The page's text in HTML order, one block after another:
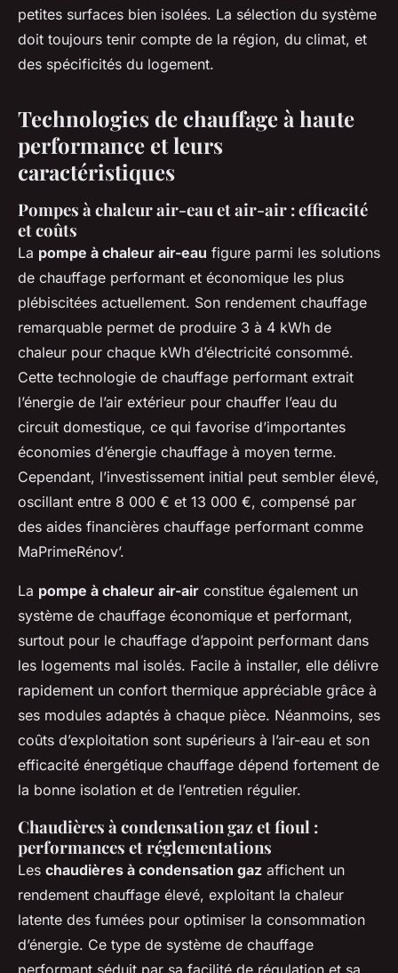
petites surfaces bien isolées. La sélection du système
doit toujours tenir compte de la région, du climat, et
des spécificités du logement.
Technologies de chauffage à haute
performance et leurs
caractéristiques
Pompes à chaleur air-eau et air-air : efficacité
et coûts
La pompe à chaleur air-eau figure parmi les solutions
de chauffage performant et économique les plus
plébiscitées actuellement. Son rendement chauffage
remarquable permet de produire 3 à 4 kWh de
chaleur pour chaque kWh d’électricité consommé.
Cette technologie de chauffage performant extrait
l’énergie de l’air extérieur pour chauffer l’eau du
circuit domestique, ce qui favorise d’importantes
économies d’énergie chauffage à moyen terme.
Cependant, l’investissement initial peut sembler élevé,
oscillant entre 8 000 € et 13 000 €, compensé par
des aides financières chauffage performant comme
MaPrimeRénov’.
La pompe à chaleur air-air constitue également un
système de chauffage économique et performant,
surtout pour le chauffage d’appoint performant dans
les logements mal isolés. Facile à installer, elle délivre
rapidement un confort thermique appréciable grâce à
ses modules adaptés à chaque pièce. Néanmoins, ses
coûts d’exploitation sont supérieurs à l’air-eau et son
efficacité énergétique chauffage dépend fortement de
la bonne isolation et de l’entretien régulier.
Chaudières à condensation gaz et fioul :
performances et réglementations
Les chaudières à condensation gaz affichent un
rendement chauffage élevé, exploitant la chaleur
latente des fumées pour optimiser la consommation
d’énergie. Ce type de système de chauffage